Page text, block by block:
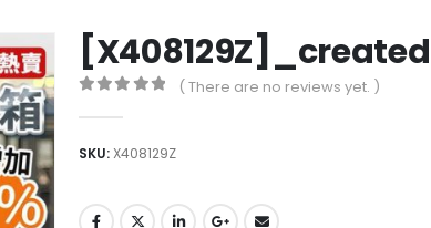
( There are no reviews yet. )
SKU:X408129Z